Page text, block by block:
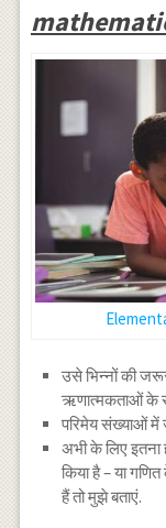
उसे भिन्नों की
ऋणात्मकताओं के
परिमेय संख्याओं में
अभी के लिए इतना
किया है – या
हैं तो मुझे बताएं.